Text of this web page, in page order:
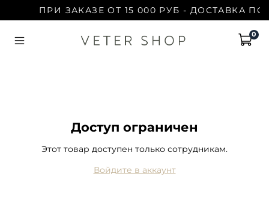
ПРИ ЗАКАЗЕ ОТ 15 000 РУБ - ДОСТАВКА
0
Доступ ограничен
Этот товар доступен только сотрудникам.
Войдите в аккаунт